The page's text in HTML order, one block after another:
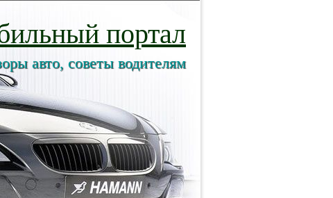
портал
авто, советы водителям